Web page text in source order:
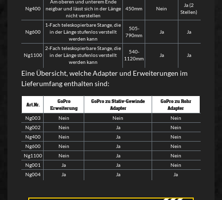
Ng400
Am oberen und unterem Ende
neigbar und lässt sich in der Länge
nicht verstellen
450mm Nein
Ja (2
Stellen)
Ng600
1-Fach teleskopierbare Stange, die
in der Länge stufenlos verstellt
werden kann
505-
790mm
Ja Ja
Ng1100
2-Fach teleskopierbare Stange, die
in der Länge stufenlos verstellt
werden kann
540-
1120mm
Ja Ja
Eine Übersicht, welche Adapter und Erweiterungen im
Lieferumfang enthalten sind:
Art.Nr.
GoPro
Erweiterung
GoPro zu Stativ-Gewinde
Adapter
GoPro zu Rohr
Adapter
Ng003
Nein Nein
Nein
Ng002
Nein Ja
Nein
Ng400
Nein Ja
Nein
Ng600
Nein Ja
Nein
Ng1100
Nein Ja
Nein
Ng001
Ja Ja
Nein
Ng004
Ja Ja Ja